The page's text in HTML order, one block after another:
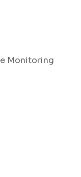
Monitoring